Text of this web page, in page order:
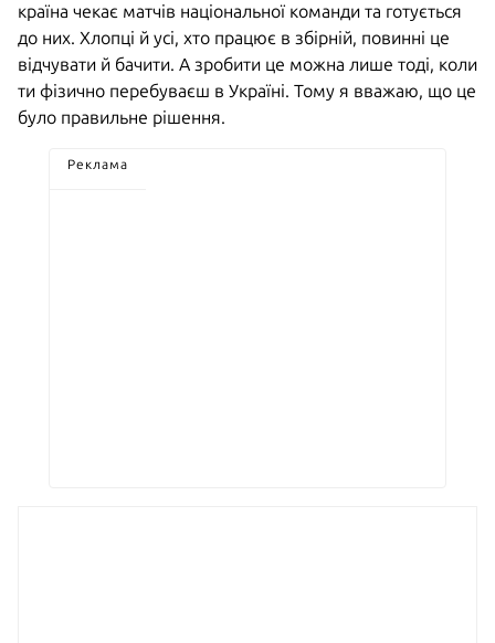
країна чекає матчів національної команди та готується
до них. Хлопці й усі, хто працює в збірній, повинні це
відчувати й бачити. А зробити це можна лише тоді, коли
ти фізично перебуваєш в Україні. Тому я вважаю, що це
було правильне рішення.
Реклама